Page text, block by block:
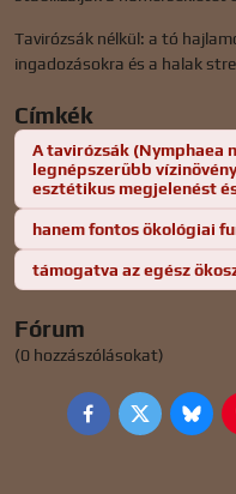
Tavirózsák nélkül: a tó
ingadozásokra és a halak
Címkék
A tavirózsák (Nymphaea
legnépszerűbb
esztétikus megjelenést
hanem fontos ökológiai
támogatva az egész
Fórum
(0 hozzászólásokat)
FacebookTwitter